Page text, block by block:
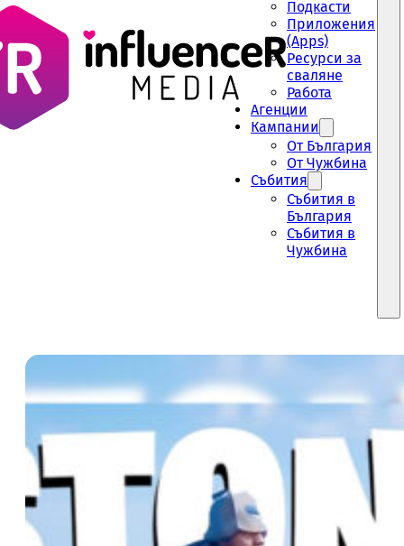
Подкасти
Приложения
(Apps)
Ресурси за
сваляне
Работа
Aгенции
Кампании
От България
От Чужбина
Събития
Събития в
България
Събития в
Чужбина